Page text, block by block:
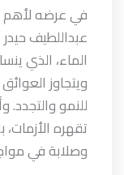
في عرضه لأهم
عبداللطيف
الماء، الذي
ويتجاوز
للنمو
تقهره
وصلابة في